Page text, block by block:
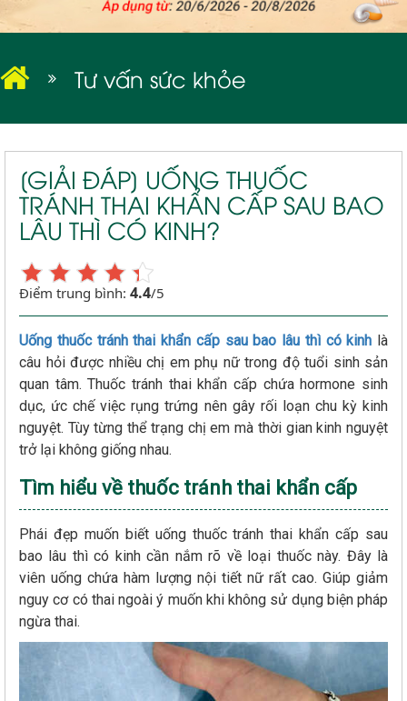
Tư vấn sức khỏe
[GIẢI ĐÁP] UỐNG THUỐC
TRÁNH THAI KHẨN CẤP SAU BAO
LÂU THÌ CÓ KINH?
Điểm trung bình: 4.4/5
Uống thuốc tránh thai khẩn cấp sau bao lâu thì có kinh là
câu hỏi được nhiều chị em phụ nữ trong độ tuổi sinh sản
quan tâm. Thuốc tránh thai khẩn cấp chứa hormone sinh
dục, ức chế việc rụng trứng nên gây rối loạn chu kỳ kinh
nguyệt. Tùy từng thể trạng chị em mà thời gian kinh nguyệt
trở lại không giống nhau.
Tìm hiểu về thuốc tránh thai khẩn cấp
Phái đẹp muốn biết uống thuốc tránh thai khẩn cấp sau
bao lâu thì có kinh cần nắm rõ về loại thuốc này. Đây là
viên uống chứa hàm lượng nội tiết nữ rất cao. Giúp giảm
nguy cơ có thai ngoài ý muốn khi không sử dụng biện pháp
ngừa thai.